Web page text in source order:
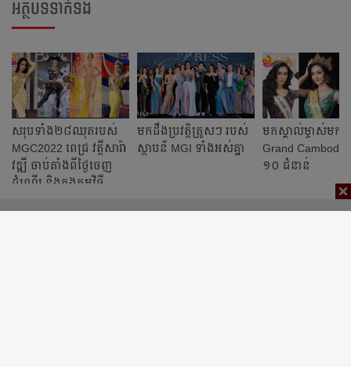
អត្ថបទទាក់ទង
សរុបទាំង២៨ឈុតរបស់
MGC2022 ពេជ្រ វត្តីសារ៉ា
វឌ្ឍី ចាប់តាំងពីថ្ងៃចេញ
ដំណើរ និងក្នុងកម្មវិធី
មកដឹងប្រវត្តិត្រួសៗ របស់
ស្ថាបន័ MGI ទាំងអស់គ្នា
មកស្គាល់ម្ចាស់មកុដ
Grand Cambodia
១០ ជំនាន់